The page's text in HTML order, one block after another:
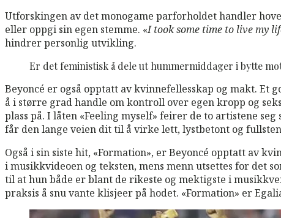
Utforskingen av det monogame parforholdet handler
eller oppgi sin egen stemme. «I took some time to live my
hindrer personlig utvikling.
Er det feministisk å dele ut hummermiddager i bytte
Beyoncé er også opptatt av kvinnefellesskap og makt.
å i større grad handle om kontroll over egen kropp og
plass på. I låten «Feeling myself» feirer de to artistene
får den lange veien dit til å virke lett, lystbetont og
Også i sin siste hit, «Formation», er Beyoncé opptatt av
i musikkvideoen og teksten, mens menn utsettes for det
til at hun både er blant de rikeste og mektigste i
praksis å snu vante klisjeer på hodet. «Formation» er